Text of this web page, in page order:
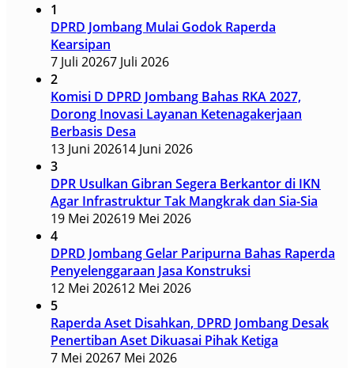
1
DPRD Jombang Mulai Godok Raperda
Kearsipan
7 Juli 20267 Juli 2026
2
Komisi D DPRD Jombang Bahas RKA 2027,
Dorong Inovasi Layanan Ketenagakerjaan
Berbasis Desa
13 Juni 202614 Juni 2026
3
DPR Usulkan Gibran Segera Berkantor di IKN
Agar Infrastruktur Tak Mangkrak dan Sia-Sia
19 Mei 202619 Mei 2026
4
DPRD Jombang Gelar Paripurna Bahas Raperda
Penyelenggaraan Jasa Konstruksi
12 Mei 202612 Mei 2026
5
Raperda Aset Disahkan, DPRD Jombang Desak
Penertiban Aset Dikuasai Pihak Ketiga
7 Mei 20267 Mei 2026